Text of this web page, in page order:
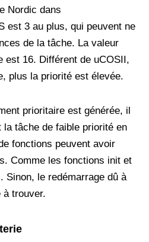
Nordic dans
est 3 au plus, qui peuvent ne
de la tâche. La valeur
est 16. Différent de uCOSII,
plus la priorité est élevée.
prioritaire est générée, il
tâche de faible priorité en
fonctions peuvent avoir
Comme les fonctions init et
Sinon, le redémarrage dû à
trouver.